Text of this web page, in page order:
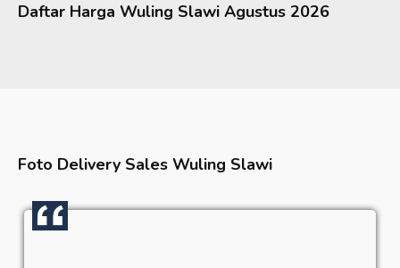
Daftar Harga Wuling Slawi Agustus 2026
Foto Delivery Sales Wuling Slawi